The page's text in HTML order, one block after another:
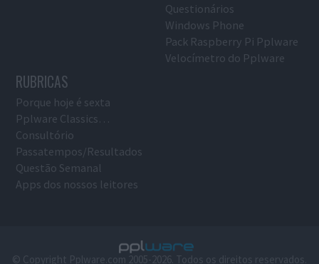
Questionários
Windows Phone
Pack Raspberry Pi Pplware
Velocímetro do Pplware
RUBRICAS
Porque hoje é sexta
Pplware Classics…
Consultório
Passatempos/Resultados
Questão Semanal
Apps dos nossos leitores
© Copyright Pplware.com 2005-2026. Todos os direitos reservados.